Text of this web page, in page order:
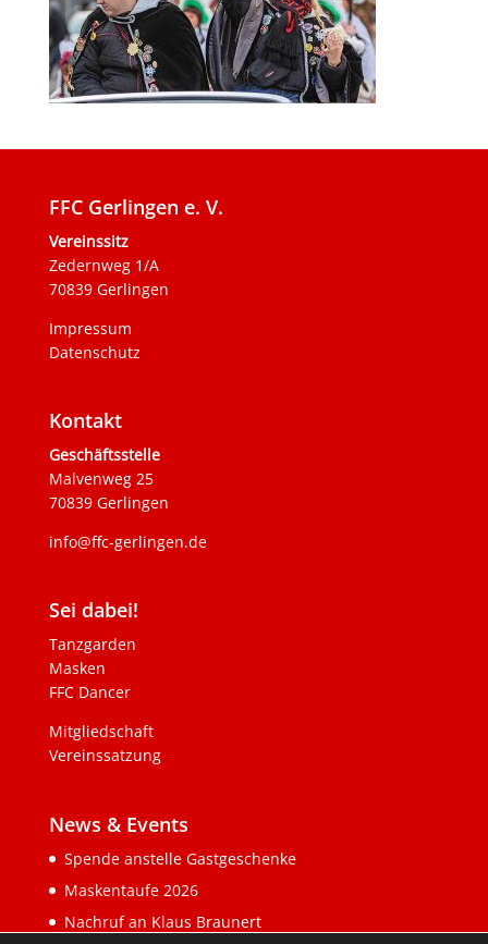
FFC Gerlingen e. V.
Vereinssitz
Zedernweg 1/A
70839 Gerlingen
Impressum
Datenschutz
Kontakt
Geschäftsstelle
Malvenweg 25
70839 Gerlingen
info@ffc-gerlingen.de
Sei dabei!
Tanzgarden
Masken
FFC Dancer
Mitgliedschaft
Vereinssatzung
News & Events
Spende anstelle Gastgeschenke
Maskentaufe 2026
Nachruf an Klaus Braunert